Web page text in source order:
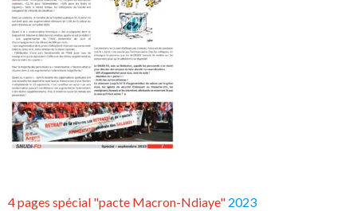
4 pages spécial "pacte Macron-Ndiaye" 2023